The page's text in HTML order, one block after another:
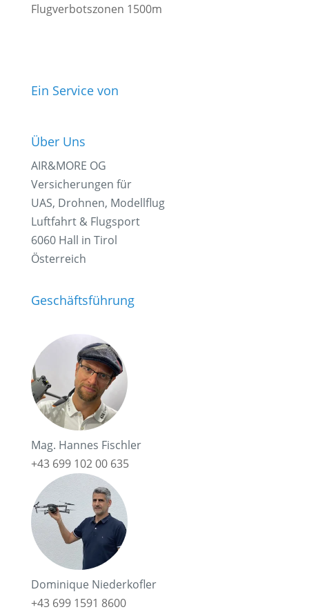
Flugverbotszonen 1500m
Ein Service von
Über Uns
AIR&MORE OG
Versicherungen für
UAS, Drohnen, Modellflug
Luftfahrt & Flugsport
6060 Hall in Tirol
Österreich
Geschäftsführung
Mag. Hannes Fischler
+43 699 102 00 635
Dominique Niederkofler
+43 699 1591 8600